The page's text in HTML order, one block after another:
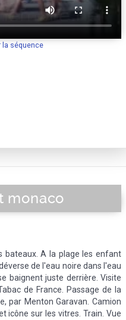
la séquence
monaco
bateaux. A la plage les enfant
de l'eau noire dans l'eau
baignent juste derrière. Visite
de France. Passage de la
par Menton Garavan. Camion
icône sur les vitres. Train. Vue